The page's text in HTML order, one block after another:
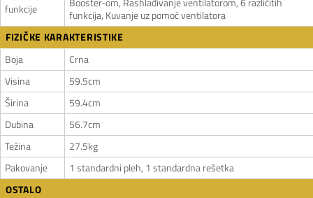
funkcije
funkcija, Kuvanje uz pomoć ventilatora
FIZIČKE KARAKTERISTIKE
Boja
Crna
Visina
59.5cm
Širina
59.4cm
Dubina
56.7cm
Težina
27.5kg
Pakovanje
1 standardni pleh, 1 standardna rešetka
OSTALO